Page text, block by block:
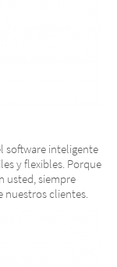
software inteligente
y flexibles. Porque
usted, siempre
nuestros clientes.